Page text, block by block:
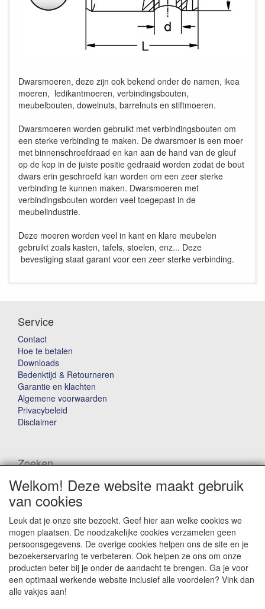
Dwarsmoeren, deze zijn ook bekend onder de namen, ikea
moeren, ledikantmoeren, verbindingsbouten,
meubelbouten, dowelnuts, barrelnuts en stiftmoeren.
Dwarsmoeren worden gebruikt met verbindingsbouten om
een sterke verbinding te maken. De dwarsmoer is een moer
met binnenschroefdraad en kan aan de hand van de gleuf
op de kop in de juiste positie gedraaid worden zodat de bout
dwars erin geschroefd kan worden om een zeer sterke
verbinding te kunnen maken. Dwarsmoeren met
verbindingsbouten worden veel toegepast in de
meubelindustrie.
Deze moeren worden veel in kant en klare meubelen
gebruikt zoals kasten, tafels, stoelen, enz... Deze
bevestiging staat garant voor een zeer sterke verbinding.
Service
Contact
Hoe te betalen
Downloads
Bedenktijd & Retourneren
Garantie en klachten
Algemene voorwaarden
Privacybeleid
Disclaimer
Zoeken
Waar ben je naar op zoek?
Winkelwagen
Welkom! Deze website maakt gebruik
van cookies
Leuk dat je onze site bezoekt. Geef hier aan welke cookies we
mogen plaatsen. De noodzakelijke cookies verzamelen geen
persoonsgegevens. De overige cookies helpen ons de site en je
bezoekerservaring te verbeteren. Ook helpen ze ons om onze
producten beter bij je onder de aandacht te brengen. Ga je voor
een optimaal werkende website inclusief alle voordelen? Vink dan
alle vakjes aan!